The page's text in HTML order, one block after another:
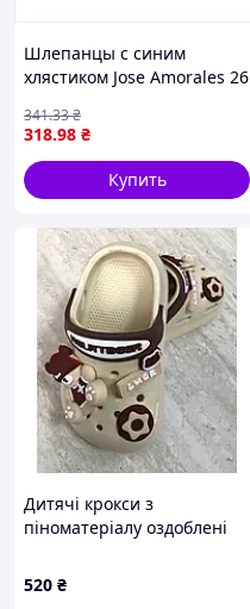
Шлепанцы с синим
хлястиком Jose Amorales 26
318.98 ₴
341.33₴
Купить
Дитячі крокси з
піноматеріалу оздоблені
кольору
520 ₴